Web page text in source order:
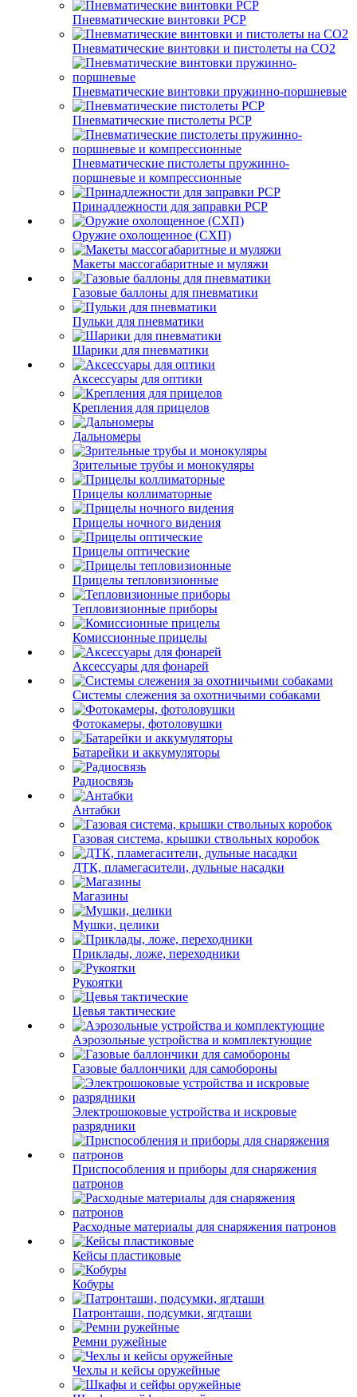
Пневматические винтовки PCP
Пневматические винтовки и пистолеты на CO2
Пневматические винтовки пружинно-поршневые
Пневматические пистолеты PCP
Пневматические пистолеты пружинно-
поршневые и компрессионные
Принадлежности для заправки PCP
Оружие охолощенное (СХП)
Макеты массогабаритные и муляжи
Газовые баллоны для пневматики
Пульки для пневматики
Шарики для пневматики
Аксессуары для оптики
Крепления для прицелов
Дальномеры
Зрительные трубы и монокуляры
Прицелы коллиматорные
Прицелы ночного видения
Прицелы оптические
Прицелы тепловизионные
Тепловизионные приборы
Комиссионные прицелы
Аксессуары для фонарей
Системы слежения за охотничьими собаками
Фотокамеры, фотоловушки
Батарейки и аккумуляторы
Радиосвязь
Антабки
Газовая система, крышки ствольных коробок
ДТК, пламегасители, дульные насадки
Магазины
Мушки, целики
Приклады, ложе, переходники
Рукоятки
Цевья тактические
Аэрозольные устройства и комплектующие
Газовые баллончики для самобороны
Электрошоковые устройства и искровые
разрядники
Приспособления и приборы для снаряжения
патронов
Расходные материалы для снаряжения патронов
Кейсы пластиковые
Кобуры
Патронташи, подсумки, ягдташи
Ремни ружейные
Чехлы и кейсы оружейные